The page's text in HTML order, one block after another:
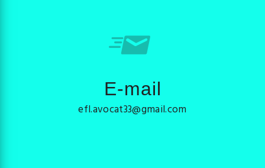
E-mail
efl.avocat33@gmail.com